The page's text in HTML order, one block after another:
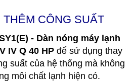
CÔNG SUẤT
- Dàn nóng máy lạnh
IV Q 40 HP để sử dụng thay
suất của hệ thống mà không
môi chất lạnh hiện có.